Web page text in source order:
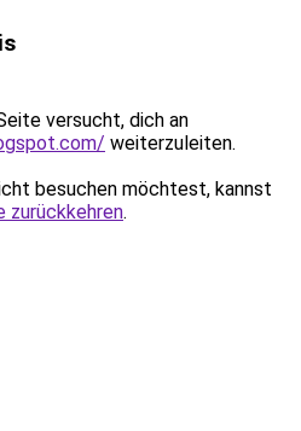
versucht, dich an
weiterzuleiten.
besuchen möchtest, kannst
zurückkehren.